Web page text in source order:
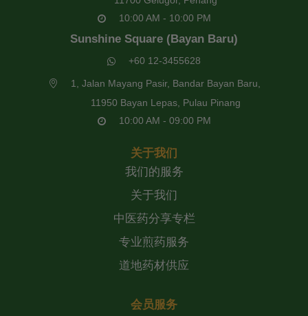
10:00 AM - 10:00 PM
Sunshine Square (Bayan Baru)
+60 12-3455628
1, Jalan Mayang Pasir, Bandar Bayan Baru,
11950 Bayan Lepas, Pulau Pinang
10:00 AM - 09:00 PM
关于我们
我们的服务
关于我们
中医药分享专栏
专业煎药服务
道地药材供应
会员服务